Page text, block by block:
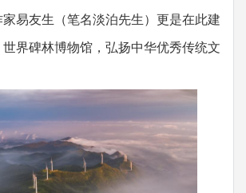
易友生（笔名淡泊先生）更是在此建
界碑林博物馆，弘扬中华优秀传统文